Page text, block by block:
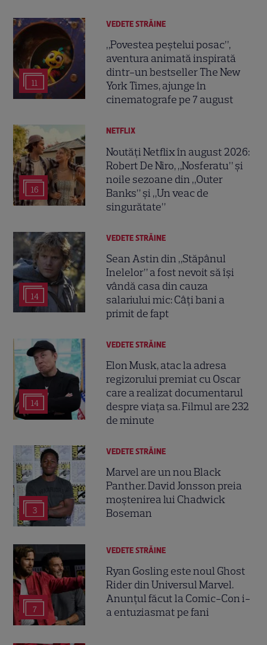
11
VEDETE STRĂINE
„Povestea peștelui posac”,
aventura animată inspirată
dintr-un bestseller The New
York Times, ajunge în
cinematografe pe 7 august
16
NETFLIX
Noutăți Netflix în august 2026:
Robert De Niro, „Nosferatu” și
noile sezoane din „Outer
Banks” și „Un veac de
singurătate”
14
VEDETE STRĂINE
Sean Astin din „Stăpânul
Inelelor” a fost nevoit să își
vândă casa din cauza
salariului mic: Câți bani a
primit de fapt
14
VEDETE STRĂINE
Elon Musk, atac la adresa
regizorului premiat cu Oscar
care a realizat documentarul
despre viața sa. Filmul are 232
de minute
3
VEDETE STRĂINE
Marvel are un nou Black
Panther. David Jonsson preia
moștenirea lui Chadwick
Boseman
7
VEDETE STRĂINE
Ryan Gosling este noul Ghost
Rider din Universul Marvel.
Anunțul făcut la Comic-Con i-
a entuziasmat pe fani